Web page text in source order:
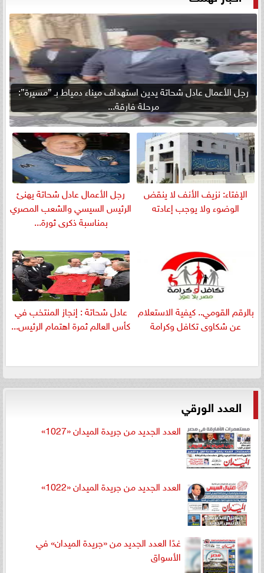
رجل الأعمال عادل شحاتة يدين استهداف ميناء دمياط بـ ”مسيرة”:
مرحلة فارقة...
الإفتاء: نزيف الأنف لا ينقض
الوضوء ولا يوجب إعادته
رجل الأعمال عادل شحاتة يهنئ
الرئيس السيسي والشعب المصري
بمناسبة ذكرى ثورة...
بالرقم القومي.. كيفية الاستعلام
عن شكاوى تكافل وكرامة
عادل شحاتة : إنجاز المنتخب في
كأس العالم ثمرة اهتمام الرئيس...
العدد الورقي
العدد الجديد من جريدة الميدان «1027»
العدد الجديد من جريدة الميدان «1022»
غدًا العدد الجديد من «جريدة الميدان» في
الأسواق